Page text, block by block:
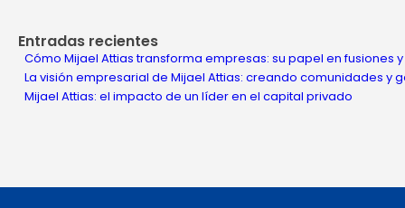
Entradas recientes
Cómo Mijael Attias transforma empresas: su papel en fusiones
La visión empresarial de Mijael Attias: creando comunidades y
Mijael Attias: el impacto de un líder en el capital privado